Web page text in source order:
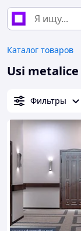
Каталог товаров
Usi metalice
Фильтры